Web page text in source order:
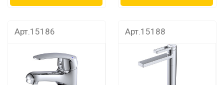
Арт.15186 Арт.15188